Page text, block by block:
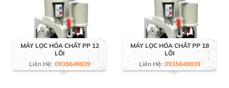
MÁY LỌC HÓA CHẤT PP 12
LÕI
Liên Hệ: 0935649839
MÁY LỌC HÓA CHẤT PP 18
LÕI
Liên Hệ: 0935649839